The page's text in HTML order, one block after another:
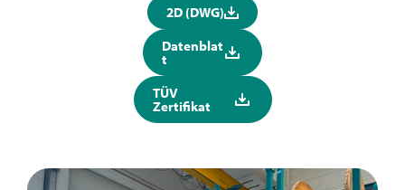
2D (DWG)
Datenblat
t
TÜV
Zertifikat